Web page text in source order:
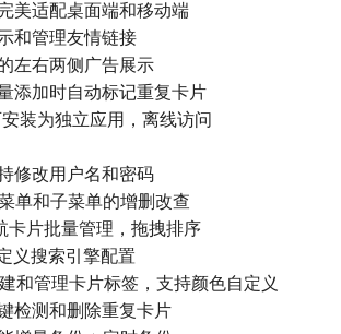
美适配桌面端和移动端
和管理友情链接
左右两侧广告展示
添加时自动标记重复卡片
安装为独立应用，离线访问
修改用户名和密码
单和子菜单的增删改查
卡片批量管理，拖拽排序
义搜索引擎配置
和管理卡片标签，支持颜色自定义
检测和删除重复卡片